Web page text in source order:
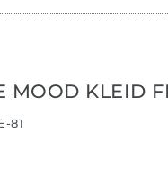
MOOD KLEID
81